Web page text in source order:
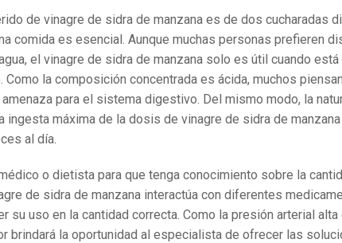
de vinagre de sidra de manzana es de dos cucharadas
comida es esencial. Aunque muchas personas prefieren
el vinagre de sidra de manzana solo es útil cuando
Como la composición concentrada es ácida, muchos
para el sistema digestivo. Del mismo modo, la
ingesta máxima de la dosis de vinagre de sidra de
al día.
o dietista para que tenga conocimiento sobre la
de sidra de manzana interactúa con diferentes
su uso en la cantidad correcta. Como la presión arterial alta
brindará la oportunidad al especialista de ofrecer las